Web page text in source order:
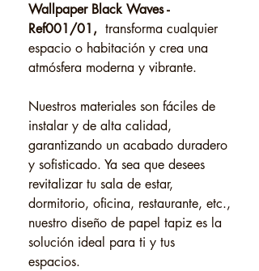
Wallpaper Black Waves -
Ref001/01, transforma cualquier
espacio o habitación y crea una
atmósfera moderna y vibrante.
Nuestros materiales son fáciles de
instalar y de alta calidad,
garantizando un acabado duradero
y sofisticado. Ya sea que desees
revitalizar tu sala de estar,
dormitorio, oficina, restaurante, etc.,
nuestro diseño de papel tapiz es la
solución ideal para ti y tus
espacios.